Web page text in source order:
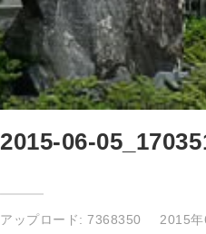
2015-06-
アップロード:7368350 2015年